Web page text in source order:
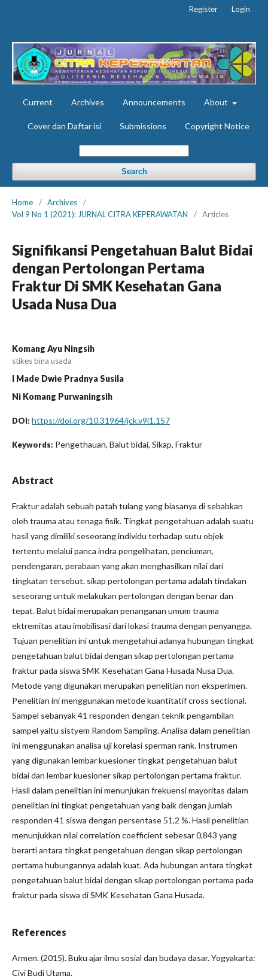
Current Archives Announcements About
Cover dan Daftar isi Submissions Copyright Notice
Search
Register Login
Home / Archives
/
Vol 9 No 1 (2021): JURNAL CITRA KEPERAWATAN
/ Articles
Signifikansi Pengetahuan Balut Bidai
dengan Pertolongan Pertama
Fraktur Di SMK Kesehatan Gana
Usada Nusa Dua
Komang Ayu Ningsih
stikes bina usada
I Made Dwie Pradnya Susila
Ni Komang Purwaningsih
DOI: https://doi.org/10.31964/jck.v9i1.157
Keywords: Pengethauan, Balut bidai, Sikap, Fraktur
Abstract
Fraktur adalah sebuah patah tulang yang biasanya di sebabkan
oleh trauma atau tenaga fisik. Tingkat pengetahuan adalah suatu
hasil yang dimiliki seseorang individu terhadap sutu objek
tertentu melalui panca indra pengelihatan, penciuman,
pendengaran, perabaan yang akan menghasilkan nilai dari
tingkatan tersebut. sikap pertolongan pertama adalah tindakan
seseorang untuk melakukan pertolongan dengan benar dan
tepat. Balut bidai merupakan penanganan umum trauma
ektremitas atau imobilisasi dari lokasi trauma dengan penyangga.
Tujuan penelitian ini untuk mengetahui adanya hubungan tingkat
pengetahuan balut bidai dengan sikap pertolongan pertama
fraktur pada siswa SMK Kesehatan Gana Husada Nusa Dua.
Metode yang digunakan merupakan penelitian non eksperimen.
Penelitian ini menggunakan metode kuantitatif cross sectional.
Sampel sebanyak 41 responden dengan teknik pengambilan
sampel yaitu sistyem Random Sampling. Analisa dalam penelitian
ini menggunakan analisa uji korelasi sperman rank. Instrumen
yang digunakan lembar kuesioner tingkat pengetahuan balut
bidai dan lembar kuesioner sikap pertolongan pertama fraktur.
Hasil dalam penelitian ini menunjukan frekuensi mayoritas dalam
penelitian ini tingkat pengetahuan yang baik dengan jumlah
responden 41 siswa dengan persentase 51,2 %. Hasil penelitian
menunjukkan nilai correlation coefficient sebesar 0,843 yang
berarti antara tingkat pengetahuan dengan sikap pertolongan
pertama hubungannya adalah kuat. Ada hubungan antara tingkat
pengetahuan balut bidai dengan sikap pertolongan pertama pada
fraktur pada siswa di SMK Kesehatan Gana Husada.
References
Armen. (2015). Buku ajar ilmu sosial dan budaya dasar. Yogyakarta:
Civi Budi Utama.